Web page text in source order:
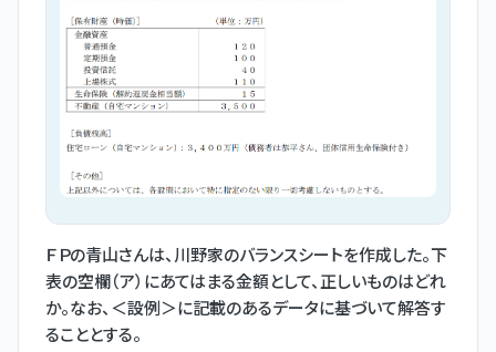
ＦＰの青山さんは、川野家のバランスシートを作成した。下
表の空欄（ア）にあてはまる金額として、正しいものはどれ
か。なお、＜設例＞に記載のあるデータに基づいて解答す
ることとする。